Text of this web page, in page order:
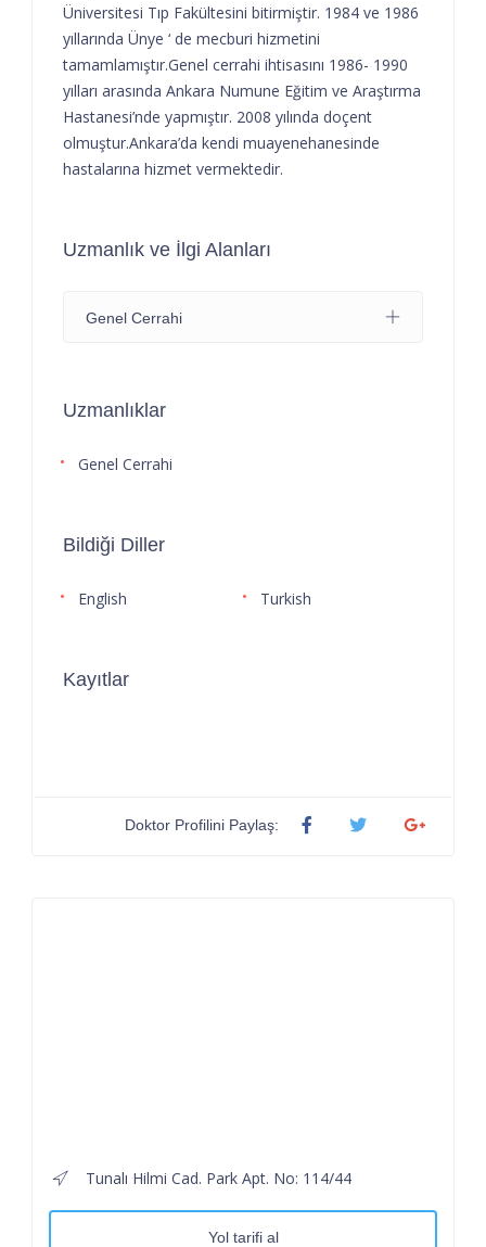
Üniversitesi Tıp Fakültesini bitirmiştir. 1984 ve 1986
yıllarında Ünye ‘ de mecburi hizmetini
tamamlamıştır.Genel cerrahi ihtisasını 1986- 1990
yılları arasında Ankara Numune Eğitim ve Araştırma
Hastanesi’nde yapmıştır. 2008 yılında doçent
olmuştur.Ankara’da kendi muayenehanesinde
hastalarına hizmet vermektedir.
Uzmanlık ve İlgi Alanları
Genel Cerrahi
Uzmanlıklar
Genel Cerrahi
Bildiği Diller
English Turkish
Kayıtlar
Doktor Profilini Paylaş:
Tunalı Hilmi Cad. Park Apt. No: 114/44
Yol tarifi al